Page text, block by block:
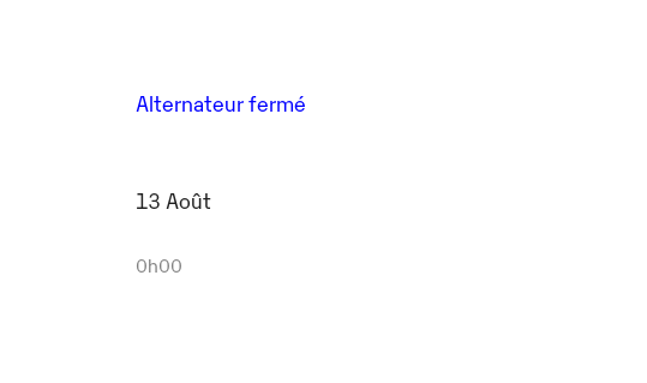
Alternateur fermé
13 Août
0h00